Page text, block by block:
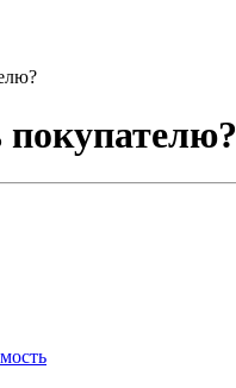
покупателю?